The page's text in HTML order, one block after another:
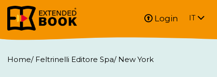
Login IT
Home/ Feltrinelli Editore Spa/ New York